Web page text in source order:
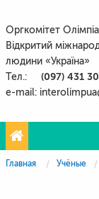
Оргкомітет
Відкритий
людини «Україна»
Тел.: (097) 431
e-mail:
Проекти
Главная Учёные